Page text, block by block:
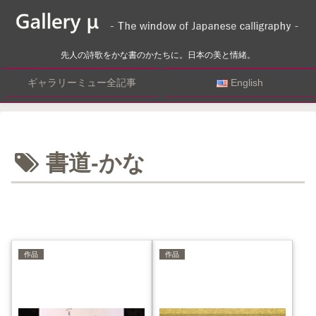
先人の詩歌をかな書のかたちに。日本の美と情緒。
ギャラリーミュー全記事 English
書道-かな
作品 作品